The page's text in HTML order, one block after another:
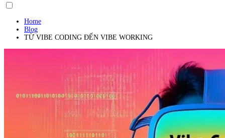
Home
Blog
TỪ VIBE CODING ĐẾN VIBE WORKING